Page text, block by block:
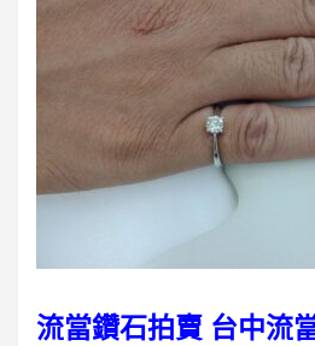
流當鑽石拍賣 台中流